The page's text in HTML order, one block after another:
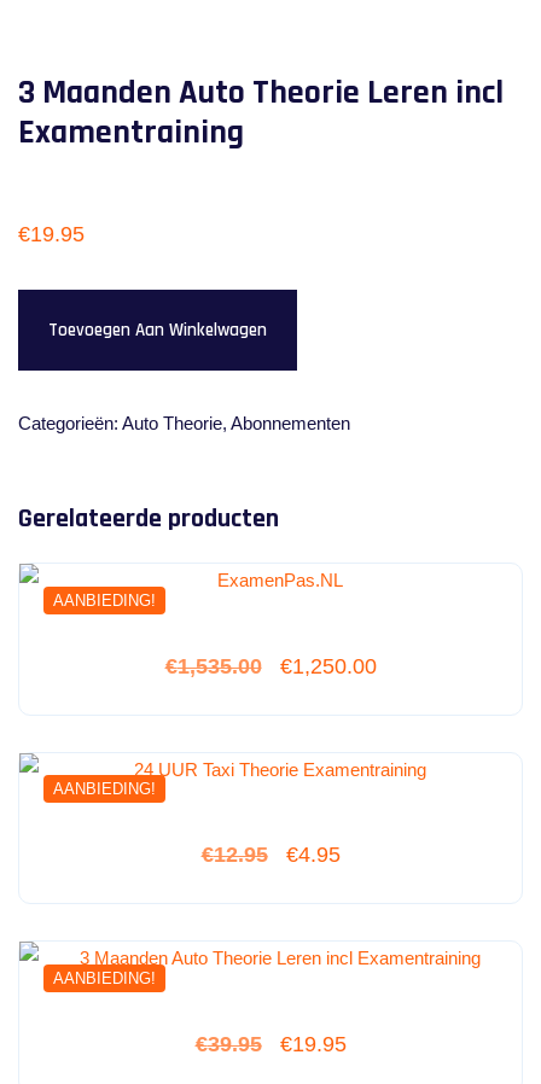
3 Maanden Auto Theorie Leren incl
Examentraining
€19.95
Toevoegen Aan Winkelwagen
Categorieën: Auto Theorie, Abonnementen
Gerelateerde producten
AANBIEDING!
uit 5
€1,535.00 €1,250.00
AANBIEDING!
uit 5
€12.95 €4.95
AANBIEDING!
uit 5
€39.95 €19.95